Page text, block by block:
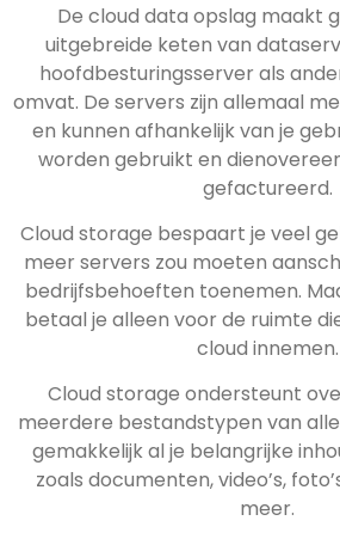
De cloud data opslag maakt
uitgebreide keten van
hoofdbesturingsserver als
omvat. De servers zijn allemaal
en kunnen afhankelijk van je
worden gebruikt en
gefactureerd.
Cloud storage bespaart je veel
meer servers zou moeten
bedrijfsbehoeften toenemen.
betaal je alleen voor de ruimte
cloud innemen.
Cloud storage ondersteunt
meerdere bestandstypen van
gemakkelijk al je belangrijke
zoals documenten, video’s,
meer.